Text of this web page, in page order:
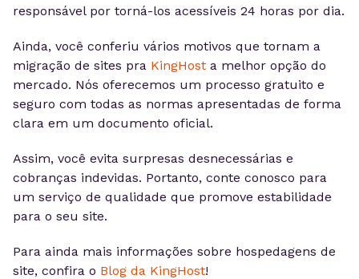
responsável por torná-los acessíveis 24 horas por dia.
Ainda, você conferiu vários motivos que tornam a
migração de sites pra KingHost a melhor opção do
mercado. Nós oferecemos um processo gratuito e
seguro com todas as normas apresentadas de forma
clara em um documento oficial.
Assim, você evita surpresas desnecessárias e
cobranças indevidas. Portanto, conte conosco para
um serviço de qualidade que promove estabilidade
para o seu site.
Para ainda mais informações sobre hospedagens de
site, confira o Blog da KingHost!